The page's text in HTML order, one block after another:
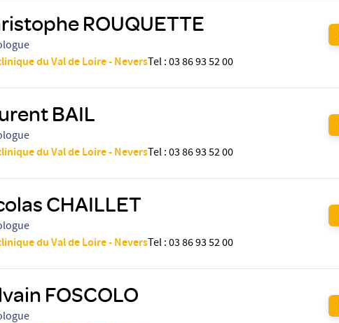
ROUQUETTE
du Val de Loire - NeversTel:03 86 93 52 00
BAIL
du Val de Loire - NeversTel:03 86 93 52 00
CHAILLET
du Val de Loire - NeversTel:03 86 93 52 00
FOSCOLO